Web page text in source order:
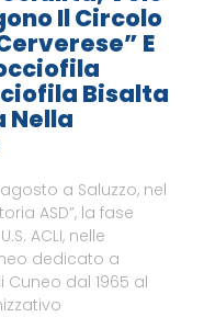
Il Circolo
E
Bisalta
Nella
a Saluzzo, nel
ASD”, la fase
ACLI, nelle
dedicato a
dal 1965 al